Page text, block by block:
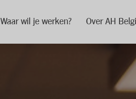
Waar wil je werken? Over AH